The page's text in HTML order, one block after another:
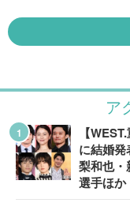
ア
【
に結婚
梨和也・
選手ほか